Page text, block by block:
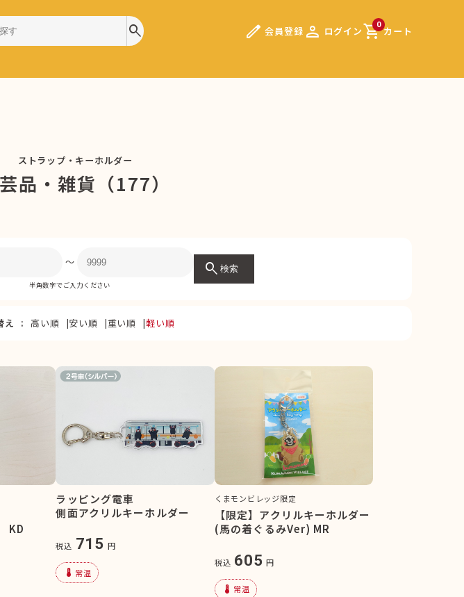
search edit 会員登録 person ログイン 0
shopping_cartカート
ストラップ・キーホルダー
品・雑貨（177）
〜
半角数字でご入力ください
search 検索
え 高い順 安い順 重い順 軽い順
KD
ラッピング電車
側面アクリルキーホルダー
税込 715 円
device_thermostat 常温
くまモンビレッジ限定
【限定】アクリルキーホルダー
(馬の着ぐるみVer) MR
税込 605 円
device_thermostat 常温